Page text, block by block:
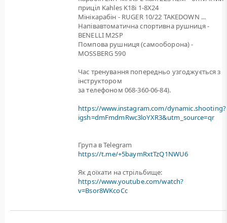
приціл Kahles K18i 1-8X24
Мінікарабін - RUGER 10/22 TAKEDOWN ...
Напівавтоматична спортивна рушниця -
BENELLI M2SP
Помпова рушниця (самооборона) -
MOSSBERG 590
Час тренування попередньо узгоджується з
інструктором
за телефоном 068-360-06-84).
https://www.instagram.com/dynamic.shooting?
igsh=dmFmdmRwc3loYXR3&utm_source=qr
Група в Telegram
https://t.me/+5baymRxtTzQ1NWU6
Як доїхати на стрільбище:
https://www.youtube.com/watch?
v=Bsor8WKcoCc